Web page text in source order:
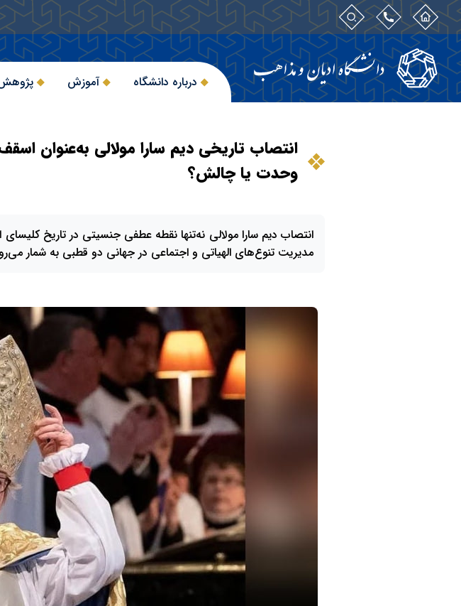
درباره دانشگاه آموزش
انتصاب تاریخی دیم سارا مولالی به‌عنوان
وحدت یا چالش؟
انتصاب دیم سارا مولالی نه‌تنها نقطه عطفی جنسیتی در تاریخ
مدیریت تنوع‌های الهیاتی و اجتماعی در جهانی دو قطبی به شمار